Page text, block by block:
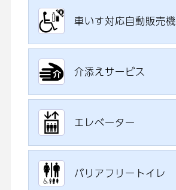
車いす対応自動販売機
介添えサービス
エレベーター
バリアフリートイレ